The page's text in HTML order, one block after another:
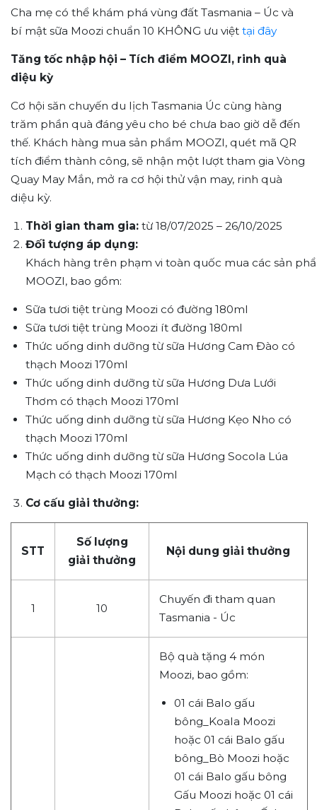
Cha mẹ có thể khám phá vùng đất Tasmania – Úc và
bí mật sữa Moozi chuẩn 10 KHÔNG ưu việt tại đây
Tăng tốc nhập hội – Tích điểm MOOZI, rinh quà
diệu kỳ
Cơ hội săn chuyến du lịch Tasmania Úc cùng hàng
trăm phần quà đáng yêu cho bé chưa bao giờ dễ đến
thế. Khách hàng mua sản phẩm MOOZI, quét mã QR
tích điểm thành công, sẽ nhận một lượt tham gia Vòng
Quay May Mắn, mở ra cơ hội thử vận may, rinh quà
diệu kỳ.
Thời gian tham gia: từ 18/07/2025 – 26/10/2025
Đối tượng áp dụng:
Khách hàng trên phạm vi toàn quốc mua các sản
MOOZI, bao gồm:
Sữa tươi tiệt trùng Moozi có đường 180ml
Sữa tươi tiệt trùng Moozi ít đường 180ml
Thức uống dinh dưỡng từ sữa Hương Cam Đào có
thạch Moozi 170ml
Thức uống dinh dưỡng từ sữa Hương Dưa Lưới
Thơm có thạch Moozi 170ml
Thức uống dinh dưỡng từ sữa Hương Kẹo Nho có
thạch Moozi 170ml
Thức uống dinh dưỡng từ sữa Hương Socola Lúa
Mạch có thạch Moozi 170ml
Cơ cấu giải thưởng:
STT
Số lượng
giải thưởng
Nội dung giải thưởng
1 10
Chuyến đi tham quan
Tasmania - Úc
Bộ quà tặng 4 món
Moozi, bao gồm:
01 cái Balo gấu
bông_Koala Moozi
hoặc 01 cái Balo gấu
bông_Bò Moozi hoặc
01 cái Balo gấu bông
Gấu Moozi hoặc 01 cái